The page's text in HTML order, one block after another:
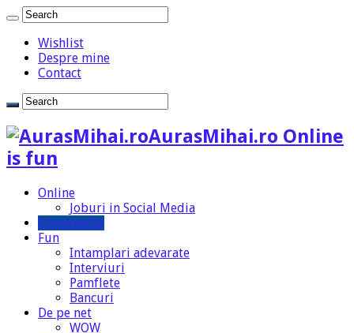
Wishlist
Despre mine
Contact
AurasMihai.ro Online
is fun
Online
Joburi in Social Media
Evenimente
Fun
Intamplari adevarate
Interviuri
Pamflete
Bancuri
De pe net
WOW